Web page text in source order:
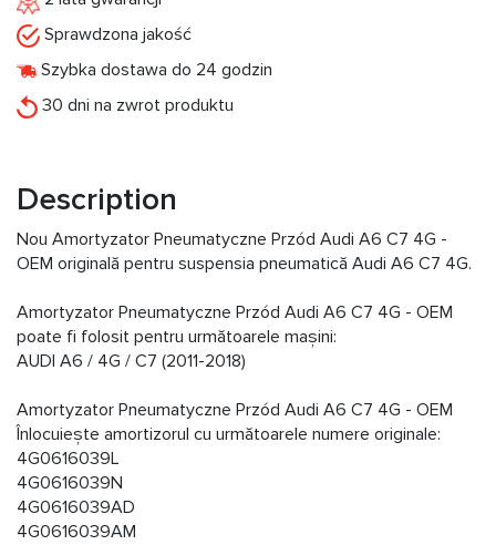
Sprawdzona jakość
Szybka dostawa do 24 godzin
30 dni na zwrot produktu
Description
Nou Amortyzator Pneumatyczne Przód Audi A6 C7 4G -
OEM originală pentru suspensia pneumatică Audi A6 C7 4G.
Amortyzator Pneumatyczne Przód Audi A6 C7 4G - OEM
poate fi folosit pentru următoarele mașini:
AUDI A6 / 4G / C7 (2011-2018)
Amortyzator Pneumatyczne Przód Audi A6 C7 4G - OEM
Înlocuiește amortizorul cu următoarele numere originale:
4G0616039L
4G0616039N
4G0616039AD
4G0616039AM